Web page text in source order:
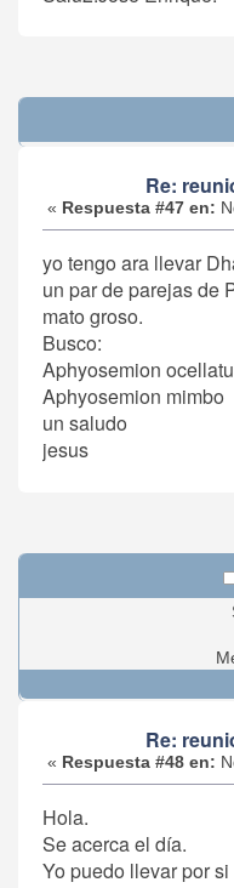
Re:
« Respuesta #47 en:
yo tengo ara llevar
un par de parejas de
mato groso.
Busco:
Aphyosemion
Aphyosemion mimbo
un saludo
jesus
Re:
« Respuesta #48 en:
Hola.
Se acerca el día.
Yo puedo llevar por